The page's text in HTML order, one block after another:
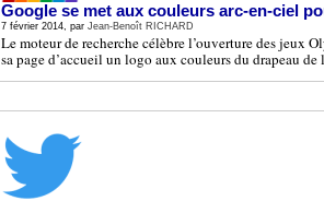
Google se met aux couleurs arc-en-ciel
7 février 2014, par Jean-Benoît RICHARD
Le moteur de recherche célèbre l’ouverture des jeux
sa page d’accueil un logo aux couleurs du drapeau de